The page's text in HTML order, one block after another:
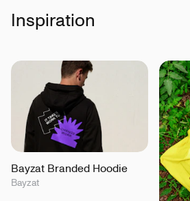
Inspiration
Bayzat Branded Hoodie
Bayzat